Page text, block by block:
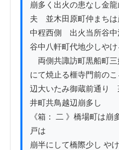
崩多く出火の患なし金
夫ゟ並木田原町仲まちは
中程西側ゟ出火当所谷
谷中八軒町代地少しや
ゟ両側共諏訪町黒船町
にて焼止る榧寺門前の
辺大いたみ御蔵前通り
井町共鳥越辺崩多し
《箱： 二 》橋場町は崩
戸は
崩半にして橋際少し や